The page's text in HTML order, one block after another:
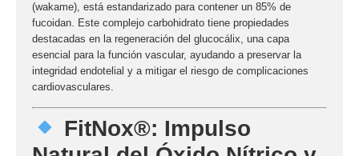
(wakame), está estandarizado para contener un 85% de
fucoidan. Este complejo carbohidrato tiene propiedades
destacadas en la regeneración del glucocálix, una capa
esencial para la función vascular, ayudando a preservar la
integridad endotelial y a mitigar el riesgo de complicaciones
cardiovasculares.
FitNox®: Impulso